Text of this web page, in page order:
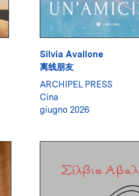
Silvia Avallone
离线朋友
ARCHIPEL PRESS
Cina
giugno 2026